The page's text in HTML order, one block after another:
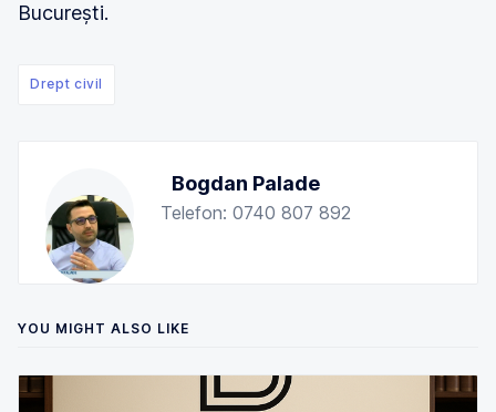
București.
Drept civil
Bogdan Palade
Telefon: 0740 807 892
YOU MIGHT ALSO LIKE